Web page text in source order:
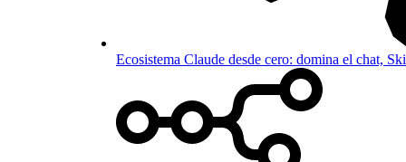
Ecosistema Claude desde cero: domina el chat,